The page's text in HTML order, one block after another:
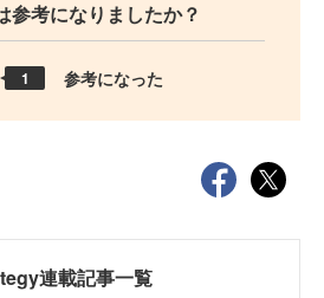
参考になりましたか？
1 参考になった
連載記事一覧